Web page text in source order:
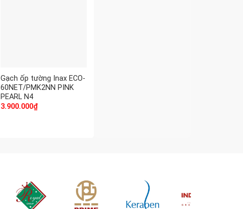
Gạch ốp tường Inax ECO-
60NET/PMK2NN PINK
PEARL N4
3.900.000₫